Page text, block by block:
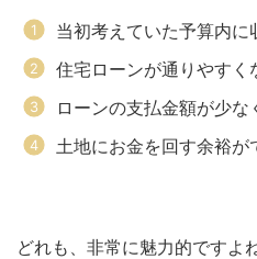
当初考えていた予算内に
住宅ローンが通りやすく
ローンの支払金額が少な
土地にお金を回す余裕が
どれも、非常に魅力的ですよね